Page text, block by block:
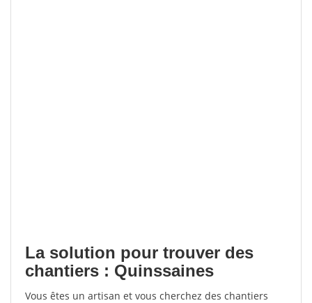
La solution pour trouver des
chantiers : Quinssaines
Vous êtes un artisan et vous cherchez des chantiers